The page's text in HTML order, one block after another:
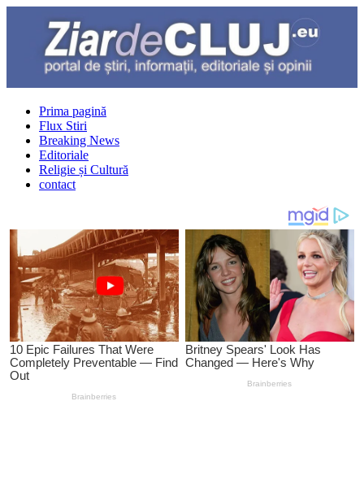
Prima pagină
Flux Stiri
Breaking News
Editoriale
Religie și Cultură
contact